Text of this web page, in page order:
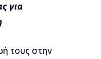
για
τους στην